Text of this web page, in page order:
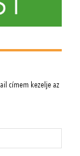
címem kezelje az